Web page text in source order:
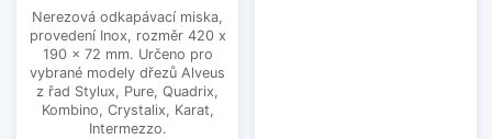
Nerezová odkapávací miska,
provedení Inox, rozměr 420 x
190 x 72 mm. Určeno pro
vybrané modely dřezů Alveus
z řad Stylux, Pure, Quadrix,
Kombino, Crystalix, Karat,
Intermezzo.